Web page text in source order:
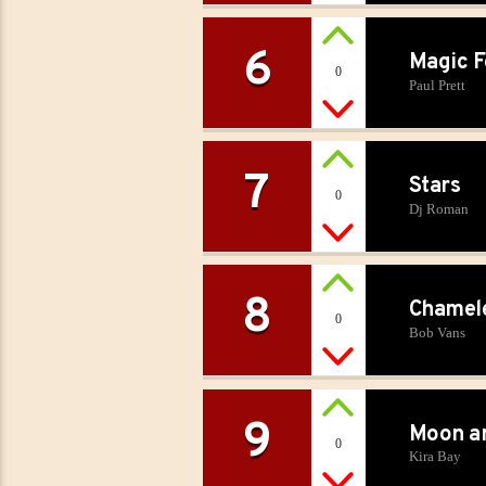
6 0 Magic
Paul Prett
7 0 Stars
Dj Roman
8 0
Bob Vans
9 0 Moon
Kira Bay